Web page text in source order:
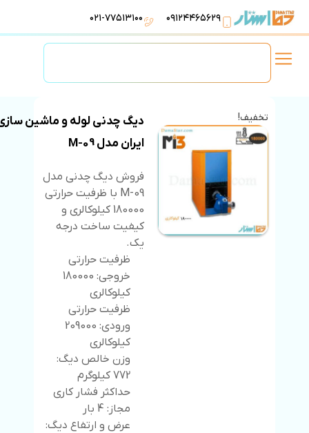
۰۹۱۲۴۴۶۵۶۲۹ ۰۲۱-۷۷۵۱۳۱۰۰
تخفیف!
دیگ چدنی لوله و ماشین
ایران مدل M-09
فروش دیگ چدنی مدل
M-09 با ظرفیت حرارتی
180000 کیلوکالری و
کیفیت ساخت درجه
یک.
ظرفیت حرارتی
خروجی: 180000
کیلوکالری
ظرفیت حرارتی
ورودی: 209000
کیلوکالری
وزن خالص دیگ:
772 کیلوگرم
حداکثر فشار کاری
مجاز: 4 بار
عرض و ارتفاع دیگ: